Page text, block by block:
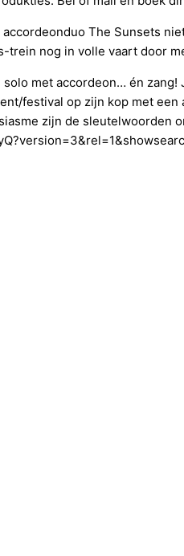
The Sunsets
nog in volle vaart door
met accordeon… én zang!
festival op zijn kop met
zijn de sleutelwoorden